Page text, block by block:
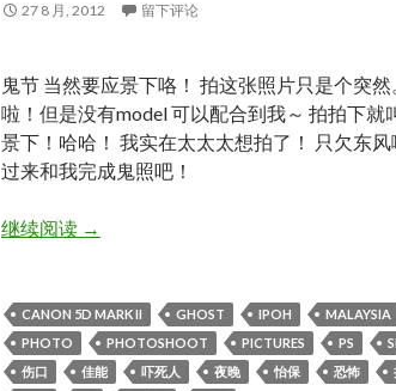
27 8 月, 2012 留下评论
鬼节 当然要应景下咯！ 拍这张照片只是个突
啦！但是没有model 可以配合到我～ 拍拍下就
景下！哈哈！ 我实在太太太想拍了！ 只欠东
过来和我完成鬼照吧！
继续阅读一张流！ 鬼门大开。七月十四! 她们来
→
CANON 5D MARK II GHOST IPOH MALAYSIA
PHOTO
PHOTOSHOOT PICTURES PS
伤口
佳能 吓死人 夜晚 怡保 恐怖